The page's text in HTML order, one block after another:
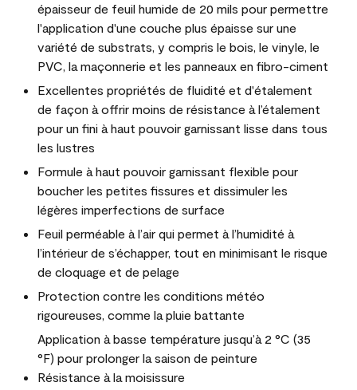
épaisseur de feuil humide de 20 mils pour permettre
l'application d'une couche plus épaisse sur une
variété de substrats, y compris le bois, le vinyle, le
PVC, la maçonnerie et les panneaux en fibro-ciment
Excellentes propriétés de fluidité et d'étalement
de façon à offrir moins de résistance à l’étalement
pour un fini à haut pouvoir garnissant lisse dans tous
les lustres
Formule à haut pouvoir garnissant flexible pour
boucher les petites fissures et dissimuler les
légères imperfections de surface
Feuil perméable à l’air qui permet à l’humidité à
l’intérieur de s’échapper, tout en minimisant le risque
de cloquage et de pelage
Protection contre les conditions météo
rigoureuses, comme la pluie battante
Application à basse température jusqu’à 2 °C (35
°F) pour prolonger la saison de peinture
Résistance à la moisissure